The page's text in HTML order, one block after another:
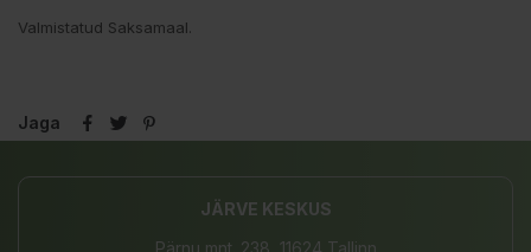
Valmistatud Saksamaal.
Jaga
JÄRVE KESKUS
Pärnu mnt. 238, 11624 Tallinn